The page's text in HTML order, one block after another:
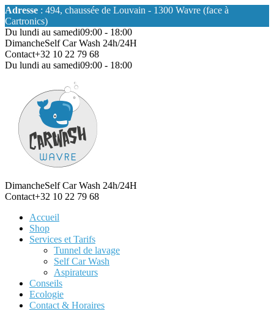
Adresse : 494, chaussée de Louvain - 1300 Wavre (face à
Cartronics)
Du lundi au samedi09:00 - 18:00
DimancheSelf Car Wash 24h/24H
Contact+32 10 22 79 68
Du lundi au samedi09:00 - 18:00
DimancheSelf Car Wash 24h/24H
Contact+32 10 22 79 68
Accueil
Shop
Services et Tarifs
Tunnel de lavage
Self Car Wash
Aspirateurs
Conseils
Ecologie
Contact & Horaires